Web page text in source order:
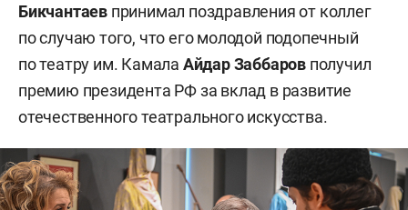
Бикчантаев принимал поздравления от коллег
по случаю того, что его молодой подопечный
по театру им. Камала Айдар Заббаров получил
премию президента РФ за вклад в развитие
отечественного театрального искусства.